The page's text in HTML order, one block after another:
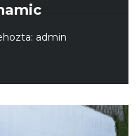
admin